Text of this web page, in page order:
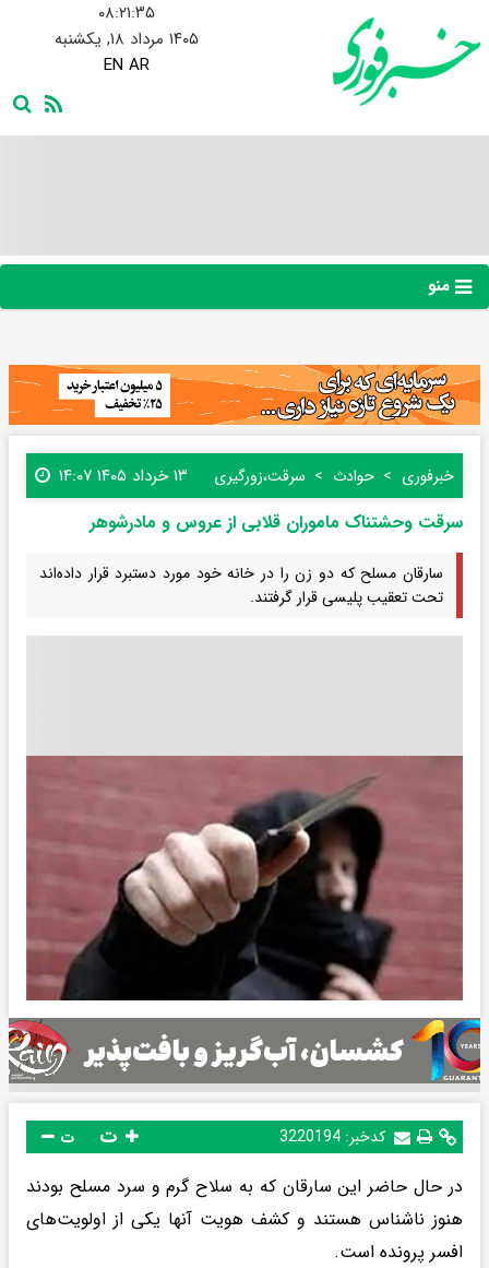
۰۸:۲۱:۳۵
۱۴۰۵ مرداد ۱۸, یکشنبه
EN AR
منو
خبرفوری حوادث سرقت،زورگیری ۱۳ خرداد ۱۴۰۵ ۱۴:۰۷
سرقت وحشتناک ماموران قلابی از عروس و مادرشوهر
سارقان مسلح که دو زن را در خانه خود مورد دستبرد قرار داده‌اند
تحت تعقیب پلیسی قرار گرفتند.
کدخبر: 3220194 ت
در حال حاضر این سارقان که به سلاح گرم و سرد مسلح بودند
هنوز ناشناس هستند و کشف هویت آنها یکی از اولویت‌های
افسر پرونده است.